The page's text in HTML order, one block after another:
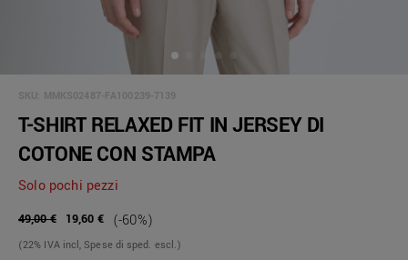
SKU: MMKS02487-FA100239-7139
T-SHIRT RELAXED FIT IN JERSEY DI
COTONE CON STAMPA
Solo pochi pezzi
49,00 € 19,60 € (-60%)
(22% IVA incl, Spese di sped. escl.)